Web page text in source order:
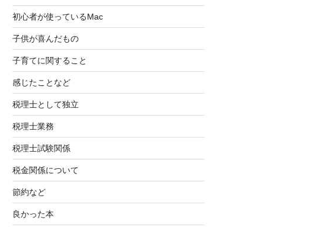
初心者が使っているMac
子供が喜んだもの
子育てに関すること
感じたことなど
税理士として独立
税理士業務
税理士試験関係
税金関係について
節約など
良かった本